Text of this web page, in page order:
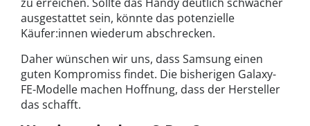
ausgestattet sein, könnte das potenzielle
Käufer:innen wiederum abschrecken.
Daher wünschen wir uns, dass Samsung einen
guten Kompromiss findet. Die bisherigen Galaxy-
FE-Modelle machen Hoffnung, dass der Hersteller
das schafft.